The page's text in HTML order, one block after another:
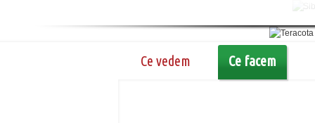
Ce vedem Ce facem